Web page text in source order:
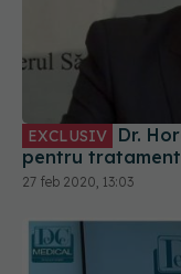
EXCLUSIV
pentru
27 feb 2020, 13:03